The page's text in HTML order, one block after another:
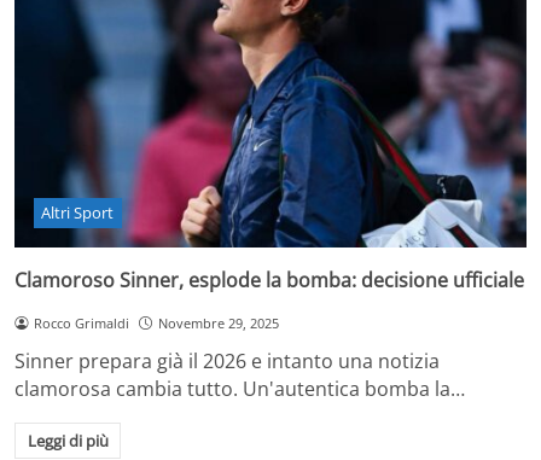
Altri Sport
Clamoroso Sinner, esplode la bomba: decisione ufficiale
Rocco Grimaldi Novembre 29, 2025
Sinner prepara già il 2026 e intanto una notizia
clamorosa cambia tutto. Un'autentica bomba la…
Leggi di più